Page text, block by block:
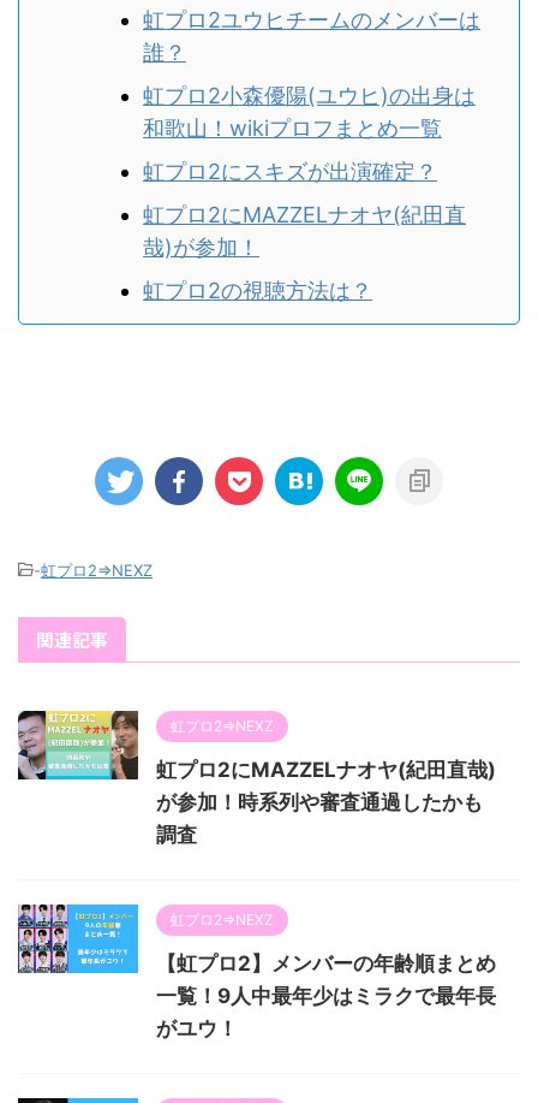
虹プロ2ユウヒチームのメンバーは
誰？
虹プロ2小森優陽(ユウヒ)の出身は
和歌山！wikiプロフまとめ一覧
虹プロ2にスキズが出演確定？
虹プロ2にMAZZELナオヤ(紀田直
哉)が参加！
虹プロ2の視聴方法は？
-虹プロ2⇒NEXZ
関連記事
虹プロ2⇒NEXZ
虹プロ2にMAZZELナオヤ(紀田直哉)
が参加！時系列や審査通過したかも
調査
虹プロ2⇒NEXZ
【虹プロ2】メンバーの年齢順まとめ
一覧！9人中最年少はミラクで最年長
がユウ！